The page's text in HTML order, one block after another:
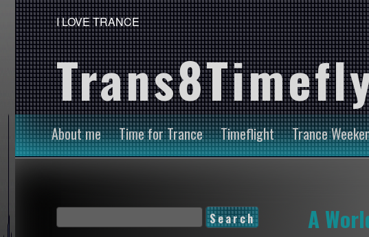
I LOVE TRANCE
About me Time for Trance Timeflight Trance
A